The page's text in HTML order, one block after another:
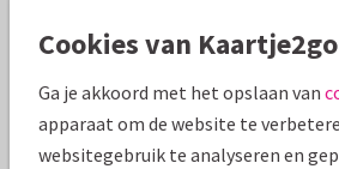
Mooie extra's bij je kaart
Cookies van Kaartje2go
Ga je akkoord met het opslaan van
apparaat om de website te
websitegebruik te analyseren en